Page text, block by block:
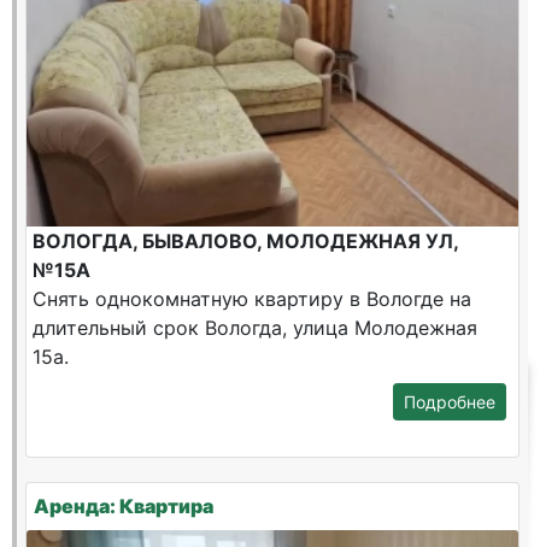
ВОЛОГДА, БЫВАЛОВО, МОЛОДЕЖНАЯ УЛ,
№15А
Снять однокомнатную квартиру в Вологде на
длительный срок Вологда, улица Молодежная
15а.
Подробнее
Аренда: Квартира